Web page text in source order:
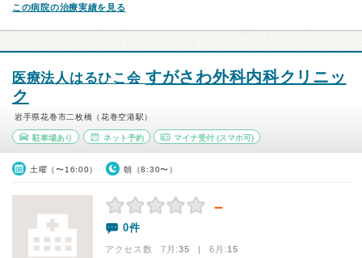
この病院の治療実績を見る
医療法人はるひこ会 すがさわ外科内科クリニッ
ク
岩手県花巻市二枚橋（花巻空港駅）
駐車場あり ネット予約 マイナ受付 (スマホ可)
土曜（〜16:00） 朝（8:30〜）
－
0件
アクセス数 7月:35 | 6月:15